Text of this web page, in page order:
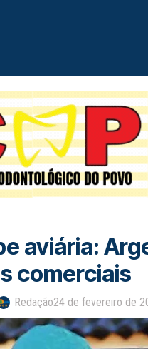
aviária:
comerciais
Redação24 de fevereiro de